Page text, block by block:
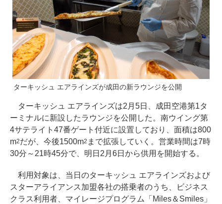
ターキッシュ エアラインズが成田の新ラウンジを公開
ターキッシュ エアラインズは2月5日、成田空港第1タ
ーミナルに新設したラウンジを公開した。南ウイング第
4サテライト47番ゲート付近に設置しており、面積は800
m2だが、今後1500m2 まで拡張していく。営業時間は7時
30分～21時45分で、明日2月6日から供用を開始する。
利用対象は、当日のターキッシュ エアラインズおよび
スターアライアンス加盟各社の搭乗者のうち、ビジネス
クラス利用者、マイレージプログラム「Miles＆Smiles」